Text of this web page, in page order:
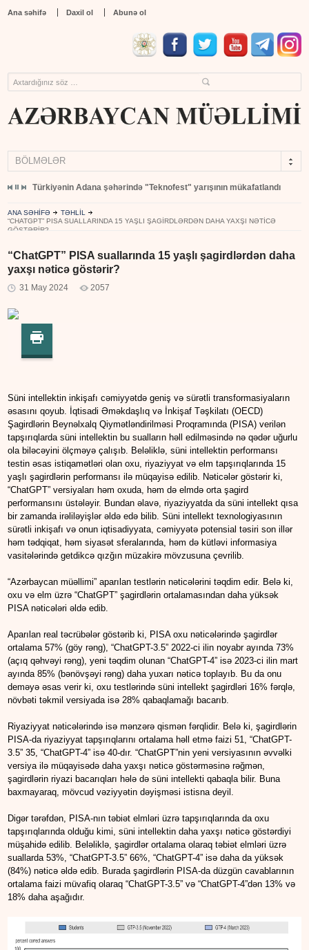
Ana səhifə Daxil ol Abunə ol
BÖLMƏLƏR
Türkiyənin Adana şəhərində "Teknofest" yarışının mükafatlandırılma
ANA SƏHİFƏ
TƏHLİL
“CHATGPT” PISA SUALLARINDA 15 YAŞLI ŞAGIRDLƏRDƏN DAHA YAXŞI NƏTICƏ
GÖSTƏRIR?
“ChatGPT” PISA suallarında 15 yaşlı şagirdlərdən daha
yaxşı nəticə göstərir?
31 May 2024 2057
Süni intellektin inkişafı cəmiyyətdə geniş və sürətli transformasiyaların
əsasını qoyub. İqtisadi Əməkdaşlıq və İnkişaf Təşkilatı (OECD)
Şagirdlərin Beynəlxalq Qiymətləndirilməsi Proqramında (PISA) verilən
tapşırıqlarda süni intellektin bu sualların həll edilməsində nə qədər uğurlu
ola biləcəyini ölçməyə çalışıb. Beləliklə, süni intellektin performansı
testin əsas istiqamətləri olan oxu, riyaziyyat və elm tapşırıqlarında 15
yaşlı şagirdlərin performansı ilə müqayisə edilib. Nəticələr göstərir ki,
“ChatGPT” versiyaları həm oxuda, həm də elmdə orta şagird
performansını üstələyir. Bundan əlavə, riyaziyyatda da süni intellekt qısa
bir zamanda irəliləyişlər əldə edə bilib. Süni intellekt texnologiyasının
sürətli inkişafı və onun iqtisadiyyata, cəmiyyətə potensial təsiri son illər
həm tədqiqat, həm siyasət sferalarında, həm də kütləvi informasiya
vasitələrində getdikcə qızğın müzakirə mövzusuna çevrilib.
“Azərbaycan müəllimi” aparılan testlərin nəticələrini təqdim edir. Belə ki,
oxu və elm üzrə “ChatGPT” şagirdlərin ortalamasından daha yüksək
PISA nəticələri əldə edib.
Aparılan real təcrübələr göstərib ki, PISA oxu nəticələrində şagirdlər
ortalama 57% (göy rəng), “ChatGPT-3.5” 2022-ci ilin noyabr ayında 73%
(açıq qəhvəyi rəng), yeni təqdim olunan “ChatGPT-4” isə 2023-ci ilin mart
ayında 85% (bənövşəyi rəng) daha yuxarı nəticə toplayıb. Bu da onu
deməyə əsas verir ki, oxu testlərində süni intellekt şagirdləri 16% fərqlə,
növbəti təkmil versiyada isə 28% qabaqlamağı bacarıb.
Riyaziyyat nəticələrində isə mənzərə qismən fərqlidir. Belə ki, şagirdlərin
PISA-da riyaziyyat tapşırıqlarını ortalama həll etmə faizi 51, “ChatGPT-
3.5” 35, “ChatGPT-4” isə 40-dır. “ChatGPT”nin yeni versiyasının əvvəlki
versiya ilə müqayisədə daha yaxşı nəticə göstərməsinə rəğmən,
şagirdlərin riyazi bacarıqları hələ də süni intellekti qabaqla bilir. Buna
baxmayaraq, mövcud vəziyyətin dəyişməsi istisna deyil.
Digər tərəfdən, PISA-nın təbiət elmləri üzrə tapşırıqlarında da oxu
tapşırıqlarında olduğu kimi, süni intellektin daha yaxşı nəticə göstərdiyi
müşahidə edilib. Beləliklə, şagirdlər ortalama olaraq təbiət elmləri üzrə
suallarda 53%, “ChatGPT-3.5” 66%, “ChatGPT-4” isə daha da yüksək
(84%) nəticə əldə edib. Burada şagirdlərin PISA-da düzgün cavablarının
ortalama faizi müvafiq olaraq “ChatGPT-3.5” və “ChatGPT-4”dən 13% və
18% daha aşağıdır.